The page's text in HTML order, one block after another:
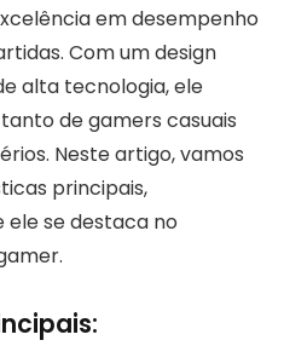
em desempenho
Com um design
alta tecnologia, ele
de gamers casuais
Neste artigo, vamos
principais,
ele se destaca no